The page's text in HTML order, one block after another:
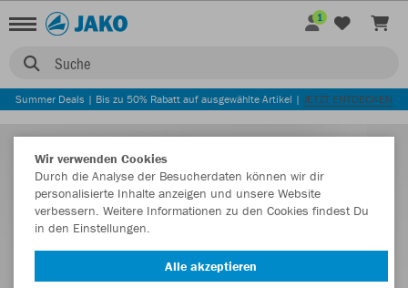
Suche
1
Summer Deals | Bis zu 50% Rabatt auf ausgewählte Artikel | JETZT ENTDECKEN
Wir verwenden Cookies
Durch die Analyse der Besucherdaten können wir dir
personalisierte Inhalte anzeigen und unsere Website
verbessern. Weitere Informationen zu den Cookies findest Du
in den Einstellungen.
Alle akzeptieren